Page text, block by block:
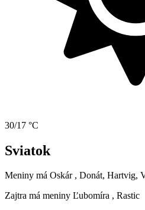
30/17 °C
Sviatok
Meniny má Oskár , Donát, Hartvig,
Zajtra má meniny Ľubomíra , Rastic